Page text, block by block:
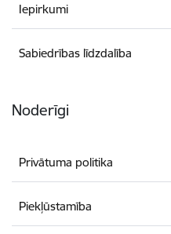
Iepirkumi
Sabiedrības līdzdalība
Noderīgi
Privātuma politika
Piekļūstamība